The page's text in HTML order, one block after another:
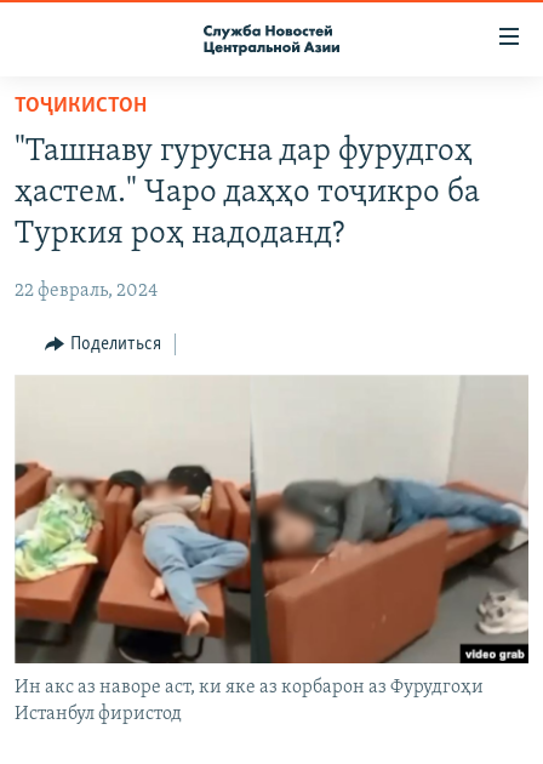
Вернуться
основному
содержанию
Вернутся
главной
навигации
Вернутся
О ПРОЕКТЕ
ПОДПИСКА
КОНТАКТЫ
НАСТОЯЩЕЕ ВРЕМЯ
МИГРАНТ МЕДИА
ТОҶИКИСТОН
"Ташнаву гурусна дар фурудгоҳ
ҳастем." Чаро даҳҳо тоҷикро ба
Туркия роҳ надоданд?
22 февраль, 2024
Поделиться
Ин акс аз наворе аст, ки яке аз корбарон аз Фурудгоҳи
Истанбул фиристод